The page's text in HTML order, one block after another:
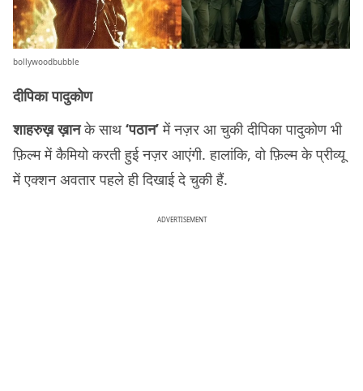
bollywoodbubble
दीपिका पादुकोण
शाहरुख़ ख़ानके साथ ‘पठान’में नज़र आ चुकी दीपिका पादुकोण भी
फ़िल्म में कैमियो करती हुई नज़र आएंगी. हालांकि, वो फ़िल्म के प्रीव्यू
में एक्शन अवतार पहले ही दिखाई दे चुकी हैं.
ADVERTISEMENT